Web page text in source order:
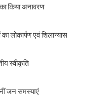
किया अनावरण
लोकार्पण एवं शिलान्यास
स्वीकृति
जन समस्याएं